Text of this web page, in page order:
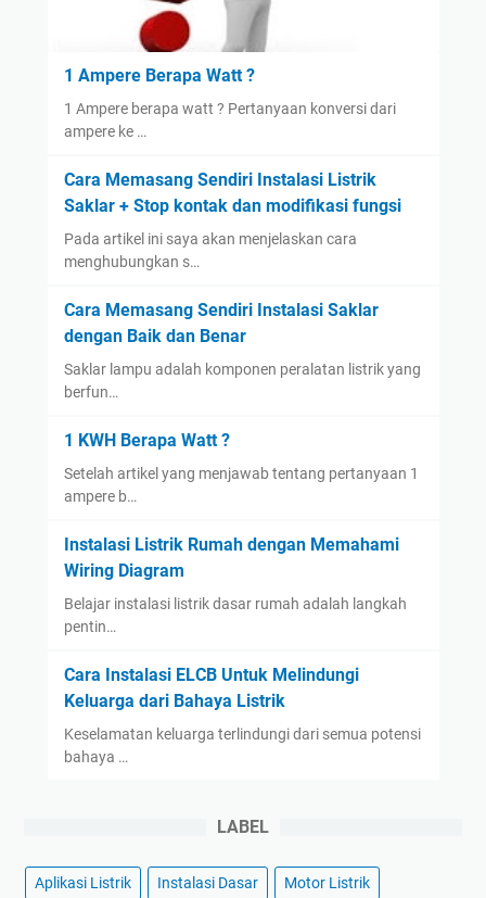
1 Ampere Berapa Watt ?
1 Ampere berapa watt ? Pertanyaan konversi dari
ampere ke …
Cara Memasang Sendiri Instalasi Listrik
Saklar + Stop kontak dan modifikasi fungsi
Pada artikel ini saya akan menjelaskan cara
menghubungkan s…
Cara Memasang Sendiri Instalasi Saklar
dengan Baik dan Benar
Saklar lampu adalah komponen peralatan listrik yang
berfun…
1 KWH Berapa Watt ?
Setelah artikel yang menjawab tentang pertanyaan 1
ampere b…
Instalasi Listrik Rumah dengan Memahami
Wiring Diagram
Belajar instalasi listrik dasar rumah adalah langkah
pentin…
Cara Instalasi ELCB Untuk Melindungi
Keluarga dari Bahaya Listrik
Keselamatan keluarga terlindungi dari semua potensi
bahaya …
LABEL
Aplikasi Listrik Instalasi Dasar Motor Listrik